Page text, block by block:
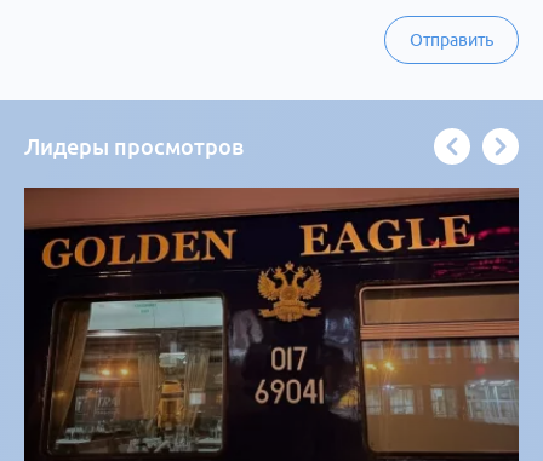
Отправить
Лидеры просмотров